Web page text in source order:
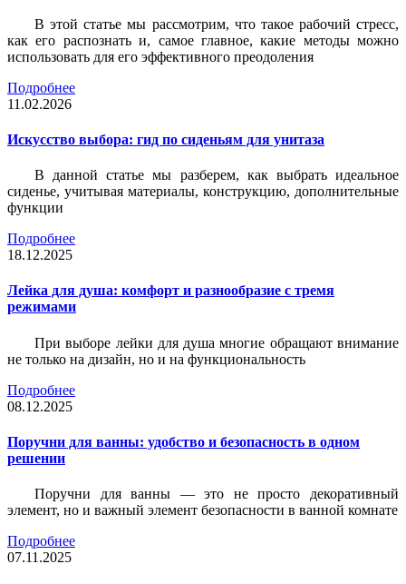
В этой статье мы рассмотрим, что такое рабочий стресс,
как его распознать и, самое главное, какие методы можно
использовать для его эффективного преодоления
Подробнее
11.02.2026
Искусство выбора: гид по сиденьям для унитаза
В данной статье мы разберем, как выбрать идеальное
сиденье, учитывая материалы, конструкцию, дополнительные
функции
Подробнее
18.12.2025
Лейка для душа: комфорт и разнообразие с тремя
режимами
При выборе лейки для душа многие обращают внимание
не только на дизайн, но и на функциональность
Подробнее
08.12.2025
Поручни для ванны: удобство и безопасность в одном
решении
Поручни для ванны — это не просто декоративный
элемент, но и важный элемент безопасности в ванной комнате
Подробнее
07.11.2025